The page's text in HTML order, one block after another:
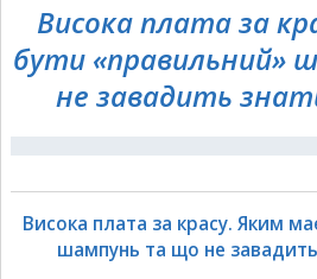
Висока плата за
бути «правильний»
не завадить
Висока плата за красу. Яким
шампунь та що не